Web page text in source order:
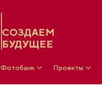
СОЗДАЕМ
БУДУЩЕЕ
Фотобанк Проекты